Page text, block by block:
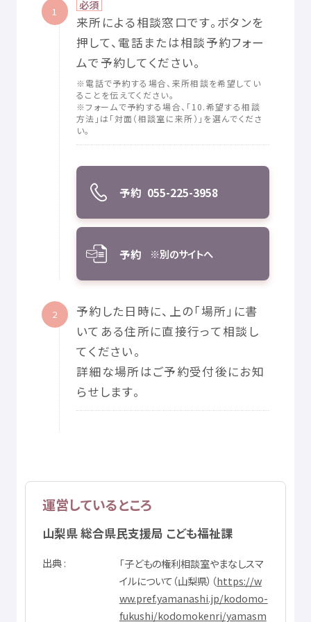
1 必須
来所 による相談窓口です。ボタンを
押 して、 電話 または相談予約フォー
ムで 予約してください。
※電話で予約する 場合、 来所相談を希望 してい
ることを伝 えてください。
※フォームで予約する場合、「10.希望する相談
方法 」は「対面 （相談室 に来所）」を選んでくださ
い。
予約 055-225-3958
予約 ※別のサイトへ
2 予約 した 日時に、 上 の「場所 」に書
いてある住所に直接行って相談 し
てください。
詳細な場所 はご予約受付後にお知
らせします。
運営しているところ
山梨県総合県民支援局 こども福祉課
出典 「子どもの権利相談室やまなしスマ
イルについて（山梨県）（https://w
ww.pref.yamanashi.jp/kodomo-
fukushi/kodomokenri/yamasm